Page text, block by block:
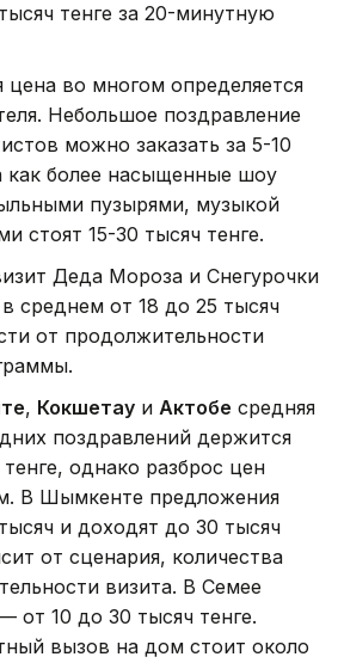
тенге за 20-минутную
цена во многом определяется
Небольшое поздравление
можно заказать за 5-10
как более насыщенные шоу
пузырями, музыкой
стоят 15-30 тысяч тенге.
Деда Мороза и Снегурочки
среднем от 18 до 25 тысяч
от продолжительности
, Кокшетау и Актобе средняя
поздравлений держится
однако разброс цен
В Шымкенте предложения
и доходят до 30 тысяч
от сценария, количества
визита. В Семее
от 10 до 30 тысяч тенге.
вызов на дом стоит около